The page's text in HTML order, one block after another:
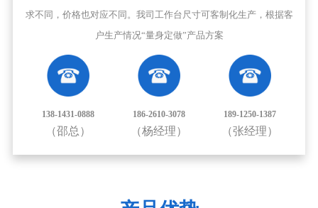
求不同，价格也对应不同。我司工作台尺寸可客制化生产，根据客
户生产情况“量身定做”产品方案
138-1431-0888
（邵总）
186-2610-3078
（杨经理）
189-1250-1387
（张经理）